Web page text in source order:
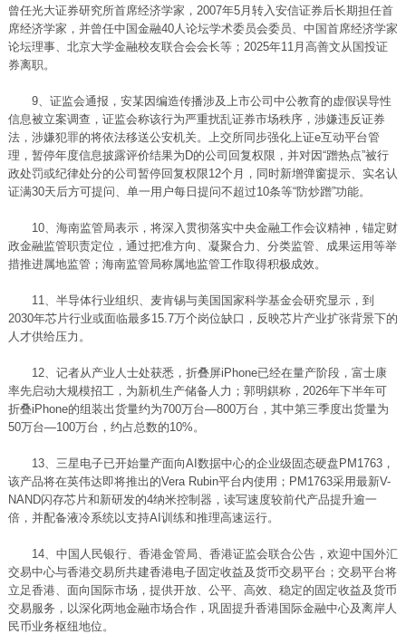
曾任光大证券研究所首席经济学家，2007年5月转入安信证券后长期担任首
席经济学家，并曾任中国金融40人论坛学术委员会委员、中国首席经济学家
论坛理事、北京大学金融校友联合会会长等；2025年11月高善文从国投证
券离职。
9、证监会通报，安某因编造传播涉及上市公司中公教育的虚假误导性
信息被立案调查，证监会称该行为严重扰乱证券市场秩序，涉嫌违反证券
法，涉嫌犯罪的将依法移送公安机关。上交所同步强化上证e互动平台管
理，暂停年度信息披露评价结果为D的公司回复权限，并对因“蹭热点”被行
政处罚或纪律处分的公司暂停回复权限12个月，同时新增弹窗提示、实名认
证满30天后方可提问、单一用户每日提问不超过10条等“防炒蹭”功能。
10、海南监管局表示，将深入贯彻落实中央金融工作会议精神，锚定财
政金融监管职责定位，通过把准方向、凝聚合力、分类监管、成果运用等举
措推进属地监管；海南监管局称属地监管工作取得积极成效。
11、半导体行业组织、麦肯锡与美国国家科学基金会研究显示，到
2030年芯片行业或面临最多15.7万个岗位缺口，反映芯片产业扩张背景下的
人才供给压力。
12、记者从产业人士处获悉，折叠屏iPhone已经在量产阶段，富士康
率先启动大规模招工，为新机生产储备人力；郭明錤称，2026年下半年可
折叠iPhone的组装出货量约为700万台—800万台，其中第三季度出货量为
50万台—100万台，约占总数的10%。
13、三星电子已开始量产面向AI 数据中心的企业级固态硬盘PM1763，
该产品将在英伟达即将推出的Vera Rubin平台内使用；PM1763采用最新V-
NAND闪存芯片和新研发的4纳米控制器，读写速度较前代产品提升逾一
倍，并配备液冷系统以支持AI训练和推理高速运行。
14、中国人民银行、香港金管局、香港证监会联合公告，欢迎中国外汇
交易中心与香港交易所共建香港电子固定收益及货币交易平台；交易平台将
立足香港、面向国际市场，提供开放、公平、高效、稳定的固定收益及货币
交易服务，以深化两地金融市场合作，巩固提升香港国际金融中心及离岸人
民币业务枢纽地位。